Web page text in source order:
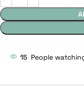
15 People